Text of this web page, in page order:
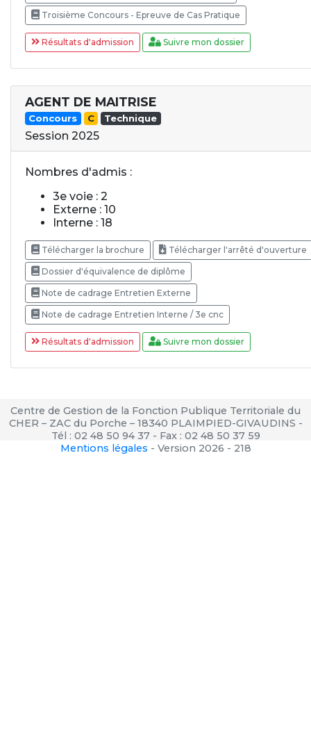
Troisième Concours - Epreuve de Cas Pratique
Résultats d'admission Suivre mon dossier
AGENT DE MAITRISE
Concours C Technique
Session 2025
Nombres d'admis :
3e voie : 2
Externe : 10
Interne : 18
Télécharger la brochure Télécharger l'arrêté d'ouverture
Dossier d'équivalence de diplôme
Note de cadrage Entretien Externe
Note de cadrage Entretien Interne / 3e cnc
Résultats d'admission Suivre mon dossier
Centre de Gestion de la Fonction Publique Territoriale du
CHER – ZAC du Porche – 18340 PLAIMPIED-GIVAUDINS -
Tél : 02 48 50 94 37 - Fax : 02 48 50 37 59
Mentions légales - Version 2026 - 218